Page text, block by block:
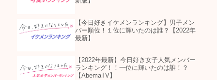
【今日好きイケメンランキング】男子メン
バー順位！１位に輝いたのは誰？【2022年
最新】
【2022年最新】今日好き女子人気メンバー
ランキング！！一位に輝いたのは誰！？
【AbemaTV】